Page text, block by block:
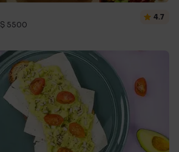
$ 5500
4.7